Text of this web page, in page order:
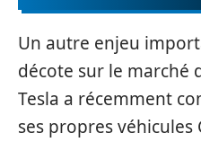
Un autre enjeu
décote sur le marché
Tesla a récemment
ses propres